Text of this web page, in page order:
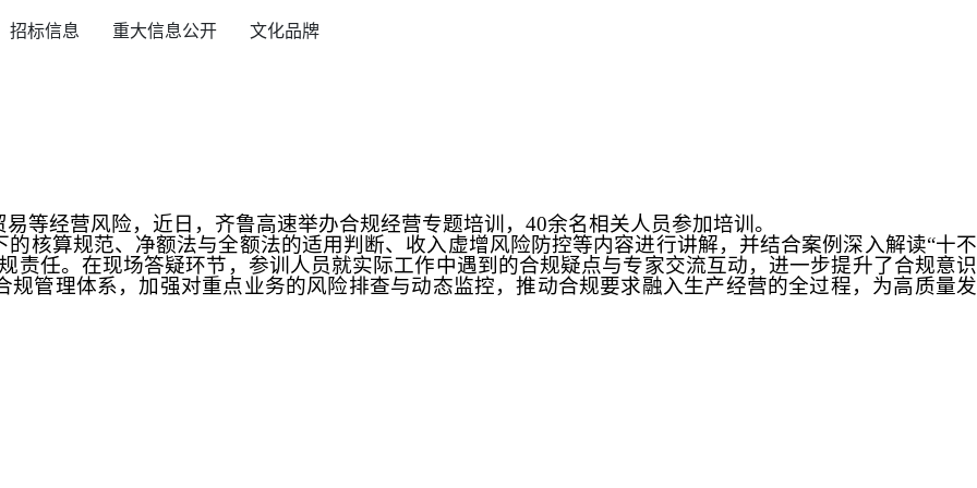
招标信息 重大信息公开 文化品牌
等经营风险，近日，齐鲁高速举办合规经营专题培训，40余名相关人员参加培训。
核算规范、净额法与全额法的适用判断、收入虚增风险防控等内容进行讲解，并结合案例深入解读“十不
责任。在现场答疑环节，参训人员就实际工作中遇到的合规疑点与专家交流互动，进一步提升了合规意识
管理体系，加强对重点业务的风险排查与动态监控，推动合规要求融入生产经营的全过程，为高质量发